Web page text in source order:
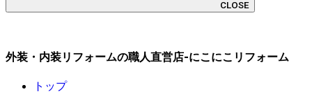
CLOSE
外装・内装リフォームの職人直営店-にこにこリフォーム
トップ